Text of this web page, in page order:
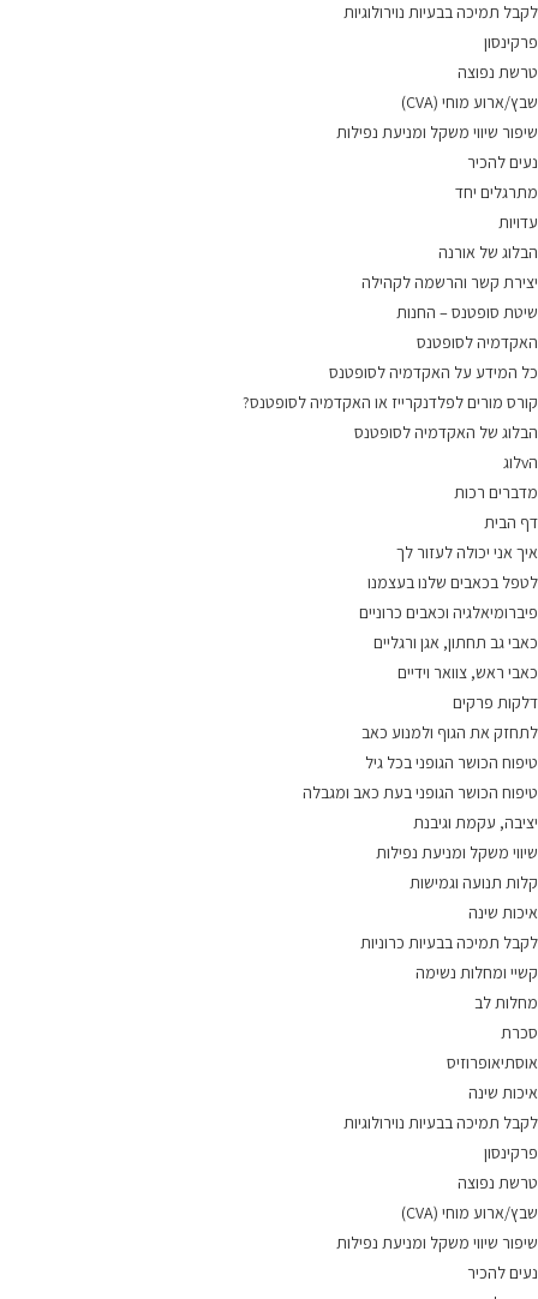
לקבל תמיכה בבעיות נוירולוגיות
פרקינסון
טרשת נפוצה
שבץ/ארוע מוחי (CVA)
שיפור שיווי משקל ומניעת נפילות
נעים להכיר
מתרגלים יחד
עדויות
הבלוג של אורנה
יצירת קשר והרשמה לקהילה
שיטת סופטנס – החנות
האקדמיה לסופטנס
כל המידע על האקדמיה לסופטנס
קורס מורים לפלדנקרייז או האקדמיה לסופטנס?
הבלוג של האקדמיה לסופטנס
הvלוג
מדברים רכות
דף הבית
איך אני יכולה לעזור לך
לטפל בכאבים שלנו בעצמנו
פיברומיאלגיה וכאבים כרוניים
כאבי גב תחתון, אגן ורגליים
כאבי ראש, צוואר וידיים
דלקות פרקים
לתחזק את הגוף ולמנוע כאב
טיפוח הכושר הגופני בכל גיל
טיפוח הכושר הגופני בעת כאב ומגבלה
יציבה, עקמת וגיבנת
שיווי משקל ומניעת נפילות
קלות תנועה וגמישות
איכות שינה
לקבל תמיכה בבעיות כרוניות
קשיי ומחלות נשימה
מחלות לב
סכרת
אוסתיאופרוזיס
איכות שינה
לקבל תמיכה בבעיות נוירולוגיות
פרקינסון
טרשת נפוצה
שבץ/ארוע מוחי (CVA)
שיפור שיווי משקל ומניעת נפילות
נעים להכיר